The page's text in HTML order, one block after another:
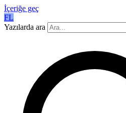
İçeriğe geç
FL
Yazılarda ara